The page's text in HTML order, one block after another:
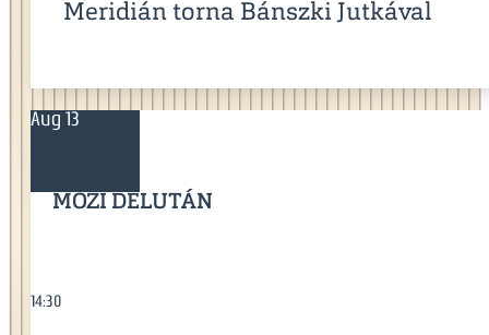
Meridián torna Bánszki Jutkával
Aug 13
MOZI DÉLUTÁN
14:30